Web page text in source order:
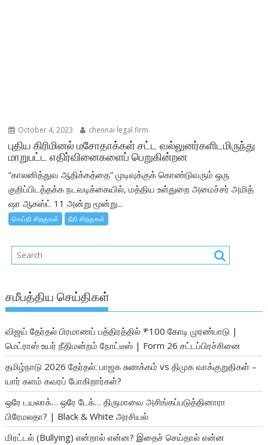
October 4, 2023 chennai legal firm
புதிய கிரிமினல் மசோதாக்கள் சட்ட வல்லுனர்களிடமிருந்து
மாறுபட்ட எதிர்வினைகளைப் பெறுகின்றன
“காலனித்துவ ஆதிக்கத்தை” முடிவுக்குக் கொண்டுவரும் ஒரு
குறிப்பிடத்தக்க நடவடிக்கையில், மத்திய உள்துறை அமைச்சர் அமித்
ஷா ஆகஸ்ட் 11 அன்று மூன்று...
செய்தி சிறகுகள் நீதி சிறகுகள்
சமீபத்திய செய்திகள்
விஜய் தேர்தல் பிரமாணப் பத்திரத்தில் ₹100 கோடி முரண்பாடு |
மெட்ராஸ் உயர் நீதிமன்றம் நோட்டீஸ் | Form 26 சட்டப்பிரச்சினை
தமிழ்நாடு 2026 தேர்தல்: பாஜக சுணக்கம் vs திமுக வாக்குறுதிகள் –
யார் களம் கவரப் போகிறார்கள்?
ஒரே டயலாக்… ஒரே டேக்… திருமாவை அசிங்கப்படுத்தினாரா
பிரேமலதா? | Black & White அரசியல்
மிரட்டல் (Bullying) என்றால் என்ன? இதைச் செய்தால் என்ன